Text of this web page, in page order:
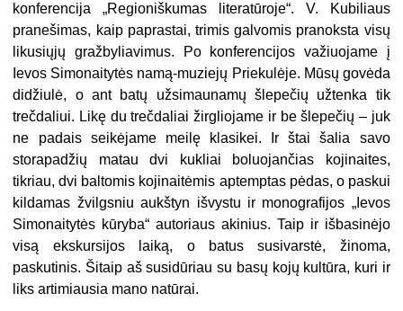
konferencija „Regioniškumas literatūroje“. V. Kubiliaus
pranešimas, kaip paprastai, trimis galvomis pranoksta visų
likusiųjų gražbyliavimus. Po konferencijos važiuojame į
Ievos Simonaitytės namą-muziejų Priekulėje. Mūsų govėda
didžiulė, o ant batų užsimaunamų šlepečių užtenka tik
trečdaliui. Likę du trečdaliai žirgliojame ir be šlepečių – juk
ne padais seikėjame meilę klasikei. Ir štai šalia savo
storapadžių matau dvi kukliai boluojančias kojinaites,
tikriau, dvi baltomis kojinaitėmis aptemptas pėdas, o paskui
kildamas žvilgsniu aukštyn išvystu ir monografijos „Ievos
Simonaitytės kūryba“ autoriaus akinius. Taip ir išbasinėjo
visą ekskursijos laiką, o batus susivarstė, žinoma,
paskutinis. Šitaip aš susidūriau su basų kojų kultūra, kuri ir
liks artimiausia mano natūrai.